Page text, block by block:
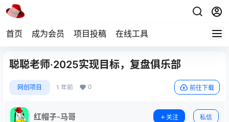
首页 成为会员 项目投稿 在线工具
聪聪老师·2025实现目标，复盘俱乐部
网创项目 1 年前 0 前往下载
红帽子-马哥 关注 私信